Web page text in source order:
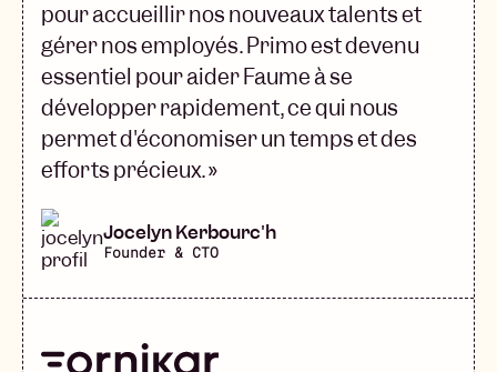
pour accueillir nos nouveaux talents et
gérer nos employés. Primo est devenu
essentiel pour aider Faume à se
développer rapidement, ce qui nous
permet d'économiser un temps et des
efforts précieux. »
Jocelyn Kerbourc'h
Founder & CTO